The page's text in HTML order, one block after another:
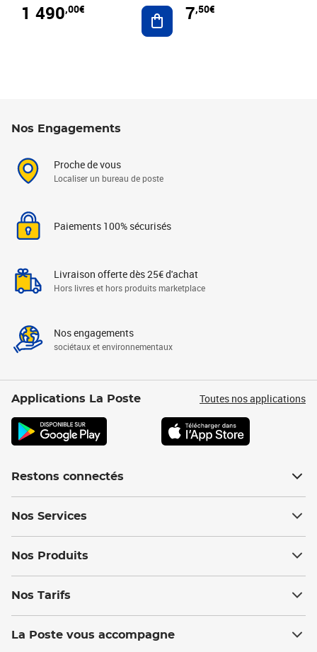
1 490,00€ Ajouter au panier
7,50€
Nos Engagements
Proche de vous
Localiser un bureau de poste
Paiements 100% sécurisés
Livraison offerte dès 25€ d'achat
Hors livres et hors produits marketplace
Nos engagements
sociétaux et environnementaux
Applications La Poste Toutes nos applications
Restons connectés
Nos Services
Nos Produits
Nos Tarifs
La Poste vous accompagne